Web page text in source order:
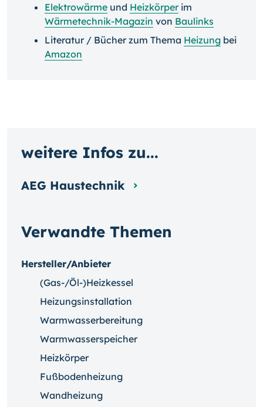
Elektrowärme und Heizkörperim
Wärmetechnik-Magazin von Baulinks
Literatur / Bücher zum Thema Heizung bei
Amazon
Verwandte Themen
Hersteller/Anbieter
(Gas-/Öl-)Heizkessel
Heizungsinstallation
Warmwasserbereitung
Warmwasserspeicher
Heizkörper
Fußbodenheizung
Wandheizung
weitere Infos zu...
AEG Haustechnik